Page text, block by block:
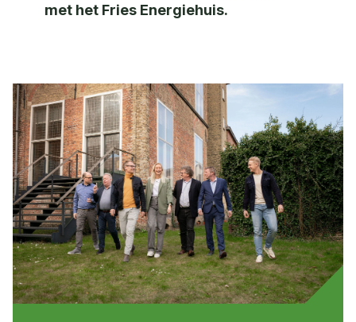
met het Fries Energiehuis.